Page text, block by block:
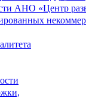
АНО «Центр